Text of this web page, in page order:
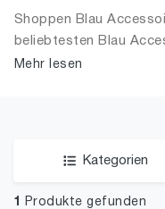
Schuhe
Shoppen Blau
beliebtesten Blau
Accessoires in Größe
Mehr lesen
Kategorien
1 Produkte gefunden